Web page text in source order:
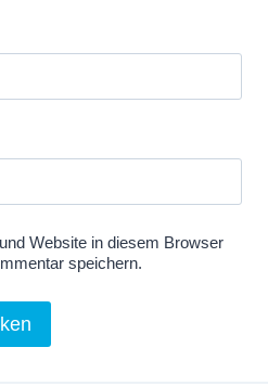
Website in diesem Browser
speichern.